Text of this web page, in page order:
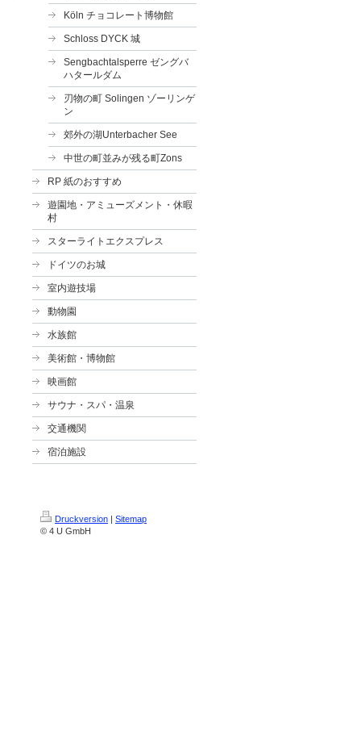
Köln チョコレート博物館
Schloss DYCK 城
Sengbachtalsperre ゼングバ
ハタールダム
刃物の町 Solingen ゾーリンゲ
ン
郊外の湖Unterbacher See
中世の町並みが残る町Zons
RP 紙のおすすめ
遊園地・アミューズメント・休暇
村
スターライトエクスプレス
ドイツのお城
室内遊技場
動物園
水族館
美術館・博物館
映画館
サウナ・スパ・温泉
交通機関
宿泊施設
Druckversion | Sitemap
© 4 U GmbH